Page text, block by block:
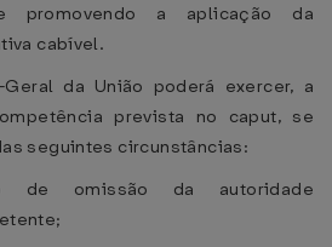
promovendo a aplicação da
cabível.
da União poderá exercer, a
prevista no caput, se
seguintes circunstâncias:
de omissão da autoridade